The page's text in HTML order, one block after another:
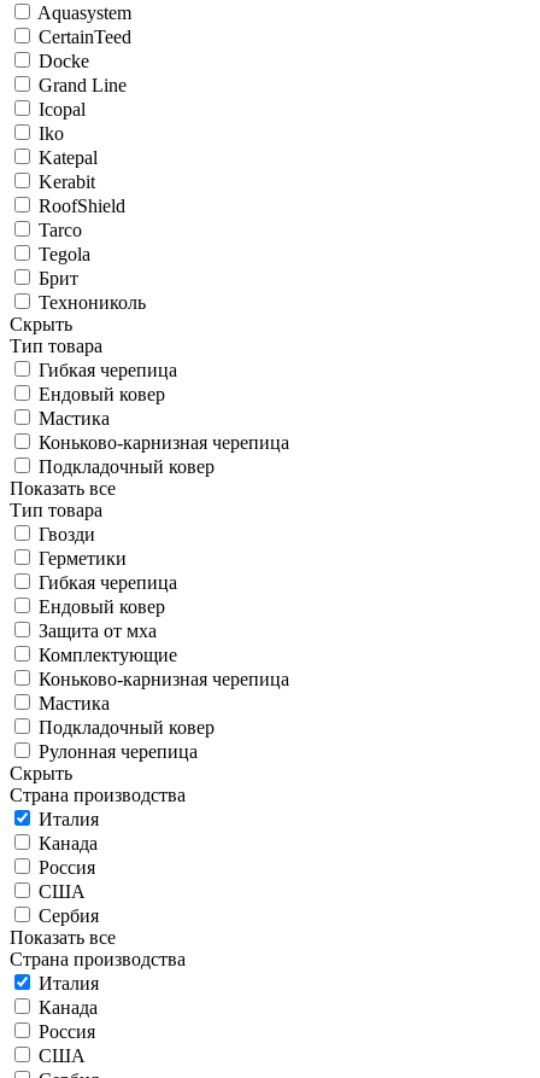
Aquasystem
CertainTeed
Docke
Grand Line
Icopal
Iko
Katepal
Kerabit
RoofShield
Tarco
Tegola
Брит
Технониколь
Скрыть
Тип товара
Гибкая черепица
Ендовый ковер
Мастика
Коньково-карнизная черепица
Подкладочный ковер
Показать все
Тип товара
Гвозди
Герметики
Гибкая черепица
Ендовый ковер
Защита от мха
Комплектующие
Коньково-карнизная черепица
Мастика
Подкладочный ковер
Рулонная черепица
Скрыть
Страна производства
Италия
Канада
Россия
США
Сербия
Показать все
Страна производства
Италия
Канада
Россия
США